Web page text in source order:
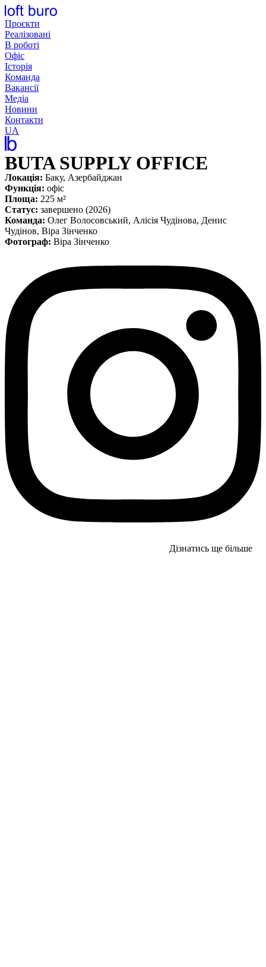
Перейти
до
вмісту
Проєкти
Реалізовані
В роботі
Офіс
Історія
Команда
Вакансії
Медіа
Новини
Контакти
UA
BUTA SUPPLY OFFICE
Локація: Баку, Азербайджан
Функція: офіс
Площа: 225 м²
Статус: завершено (2026)
Команда: Олег Волосовський, Алісія Чудінова, Денис
Чудінов, Віра Зінченко
Фотограф: Віра Зінченко
Дізнатись ще більше